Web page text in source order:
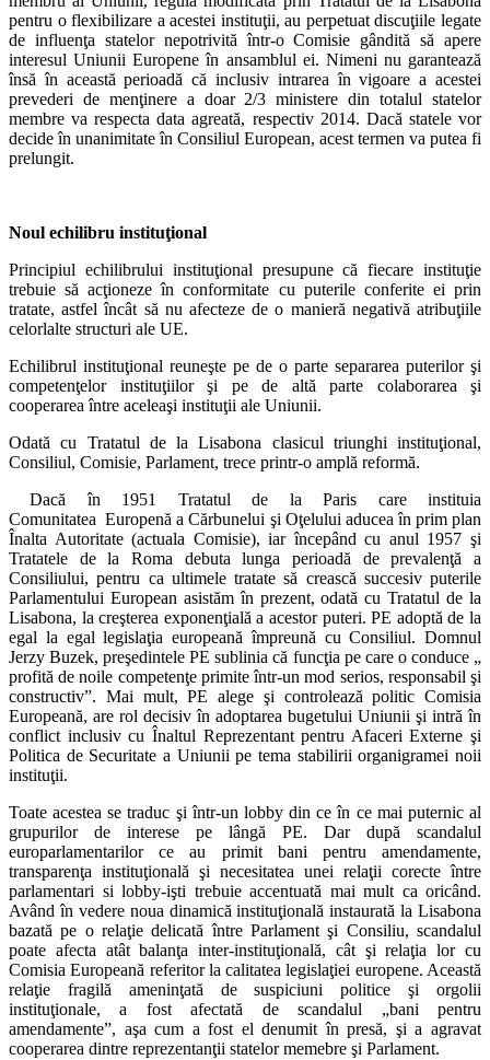
pentru o flexibilizare a acestei instituţii, au perpetuat discuţiile legate
de influenţa statelor nepotrivită într-o Comisie gândită să apere
interesul Uniunii Europene în ansamblul ei. Nimeni nu garantează
însă în această perioadă că inclusiv intrarea în vigoare a acestei
prevederi de menţinere a doar 2/3 ministere din totalul statelor
membre va respecta data agreată, respectiv 2014. Dacă statele vor
decide în unanimitate în Consiliul European, acest termen va putea fi
prelungit.
Noul echilibru instituţional
Principiul echilibrului instituţional presupune că fiecare instituţie
trebuie să acţioneze în conformitate cu puterile conferite ei prin
tratate, astfel încât să nu afecteze de o manieră negativă atribuţiile
celorlalte structuri ale UE.
Echilibrul instituţional reuneşte pe de o parte separarea puterilor şi
competenţelor instituţiilor şi pe de altă parte colaborarea şi
cooperarea între aceleaşi instituţii ale Uniunii.
Odată cu Tratatul de la Lisabona clasicul triunghi instituţional,
Consiliul, Comisie, Parlament, trece printr-o amplă reformă.
Dacă în 1951 Tratatul de la Paris care instituia
Comunitatea Europenă a Cărbunelui şi Oţelului aducea în prim plan
Înalta Autoritate (actuala Comisie), iar începând cu anul 1957 şi
Tratatele de la Roma debuta lunga perioadă de prevalenţă a
Consiliului, pentru ca ultimele tratate să crească succesiv puterile
Parlamentului European asistăm în prezent, odată cu Tratatul de la
Lisabona, la creşterea exponenţială a acestor puteri. PE adoptă de la
egal la egal legislaţia europeană împreună cu Consiliul. Domnul
Jerzy Buzek, preşedintele PE sublinia că funcţia pe care o conduce „
profită de noile competenţe primite într-un mod serios, responsabil şi
constructiv”. Mai mult, PE alege şi controlează politic Comisia
Europeană, are rol decisiv în adoptarea bugetului Uniunii şi intră în
conflict inclusiv cu Înaltul Reprezentant pentru Afaceri Externe şi
Politica de Securitate a Uniunii pe tema stabilirii organigramei noii
instituţii.
Toate acestea se traduc şi într-un lobby din ce în ce mai puternic al
grupurilor de interese pe lângă PE. Dar după scandalul
europarlamentarilor ce au primit bani pentru amendamente,
transparenţa instituţională şi necesitatea unei relaţii corecte între
parlamentari si lobby-işti trebuie accentuată mai mult ca oricând.
Având în vedere noua dinamică instituţională instaurată la Lisabona
bazată pe o relaţie delicată între Parlament şi Consiliu, scandalul
poate afecta atât balanţa inter-instituţională, cât şi relaţia lor cu
Comisia Europeană referitor la calitatea legislaţiei europene. Această
relaţie fragilă ameninţată de suspiciuni politice şi orgolii
instituţionale, a fost afectată de scandalul „bani pentru
amendamente”, aşa cum a fost el denumit în presă, şi a agravat
cooperarea dintre reprezentanţii statelor memebre şi Parlament.